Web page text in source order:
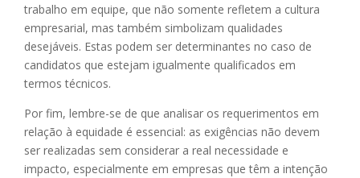
trabalho em equipe, que não somente refletem a cultura
empresarial, mas também simbolizam qualidades
desejáveis. Estas podem ser determinantes no caso de
candidatos que estejam igualmente qualificados em
termos técnicos.
Por fim, lembre-se de que analisar os requerimentos em
relação à equidade é essencial: as exigências não devem
ser realizadas sem considerar a real necessidade e
impacto, especialmente em empresas que têm a intenção